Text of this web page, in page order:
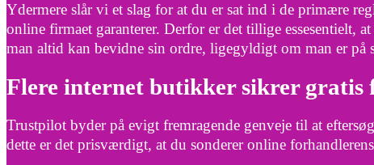
Ydermere slår vi et slag for at du er sat ind i de primære
online firmaet garanterer. Derfor er det tillige essesentielt,
man altid kan bevidne sin ordre, ligegyldigt om man er
Flere internet butikker sikrer gratis
Trustpilot byder på evigt fremragende genveje til at
dette er det prisværdigt, at du sonderer online